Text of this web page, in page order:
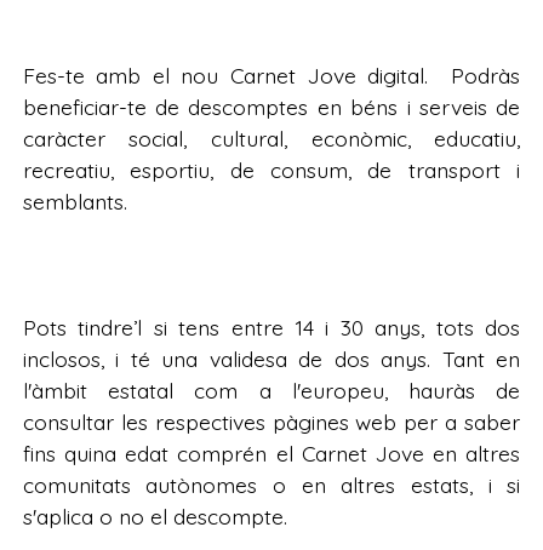
Fes-te amb el nou Carnet Jove digital. Podràs
beneficiar-te de descomptes en béns i serveis de
caràcter social, cultural, econòmic, educatiu,
recreatiu, esportiu, de consum, de transport i
semblants.
Pots tindre’l si tens entre 14 i 30 anys, tots dos
inclosos, i té una validesa de dos anys. Tant en
l'àmbit estatal com a l'europeu, hauràs de
consultar les respectives pàgines web per a saber
fins quina edat comprén el Carnet Jove en altres
comunitats autònomes o en altres estats, i si
s'aplica o no el descompte.